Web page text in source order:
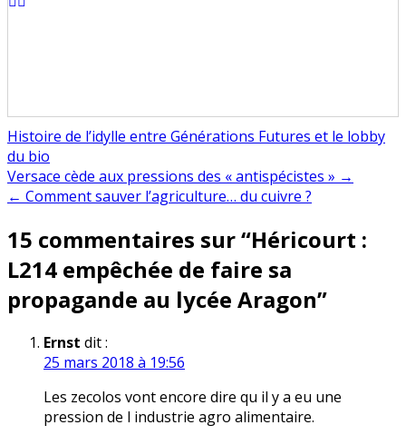
Histoire de l’idylle entre Générations Futures et le lobby
du bio
Navigation
de
l’article
Versace cède aux pressions des « antispécistes » →
← Comment sauver l’agriculture… du cuivre ?
15 commentaires sur “Héricourt :
L214 empêchée de faire sa
propagande au lycée Aragon”
Ernst dit :
25 mars 2018 à 19:56
Les zecolos vont encore dire qu il y a eu une
pression de l industrie agro alimentaire.